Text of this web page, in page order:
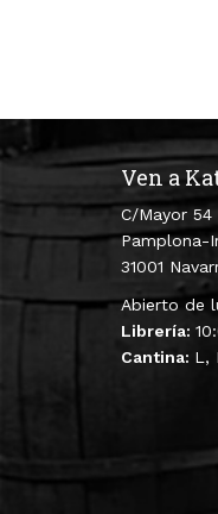
Ven a
C/Mayor 54
Pamplona-
31001
Abierto de
Librería:
Cantina: L,